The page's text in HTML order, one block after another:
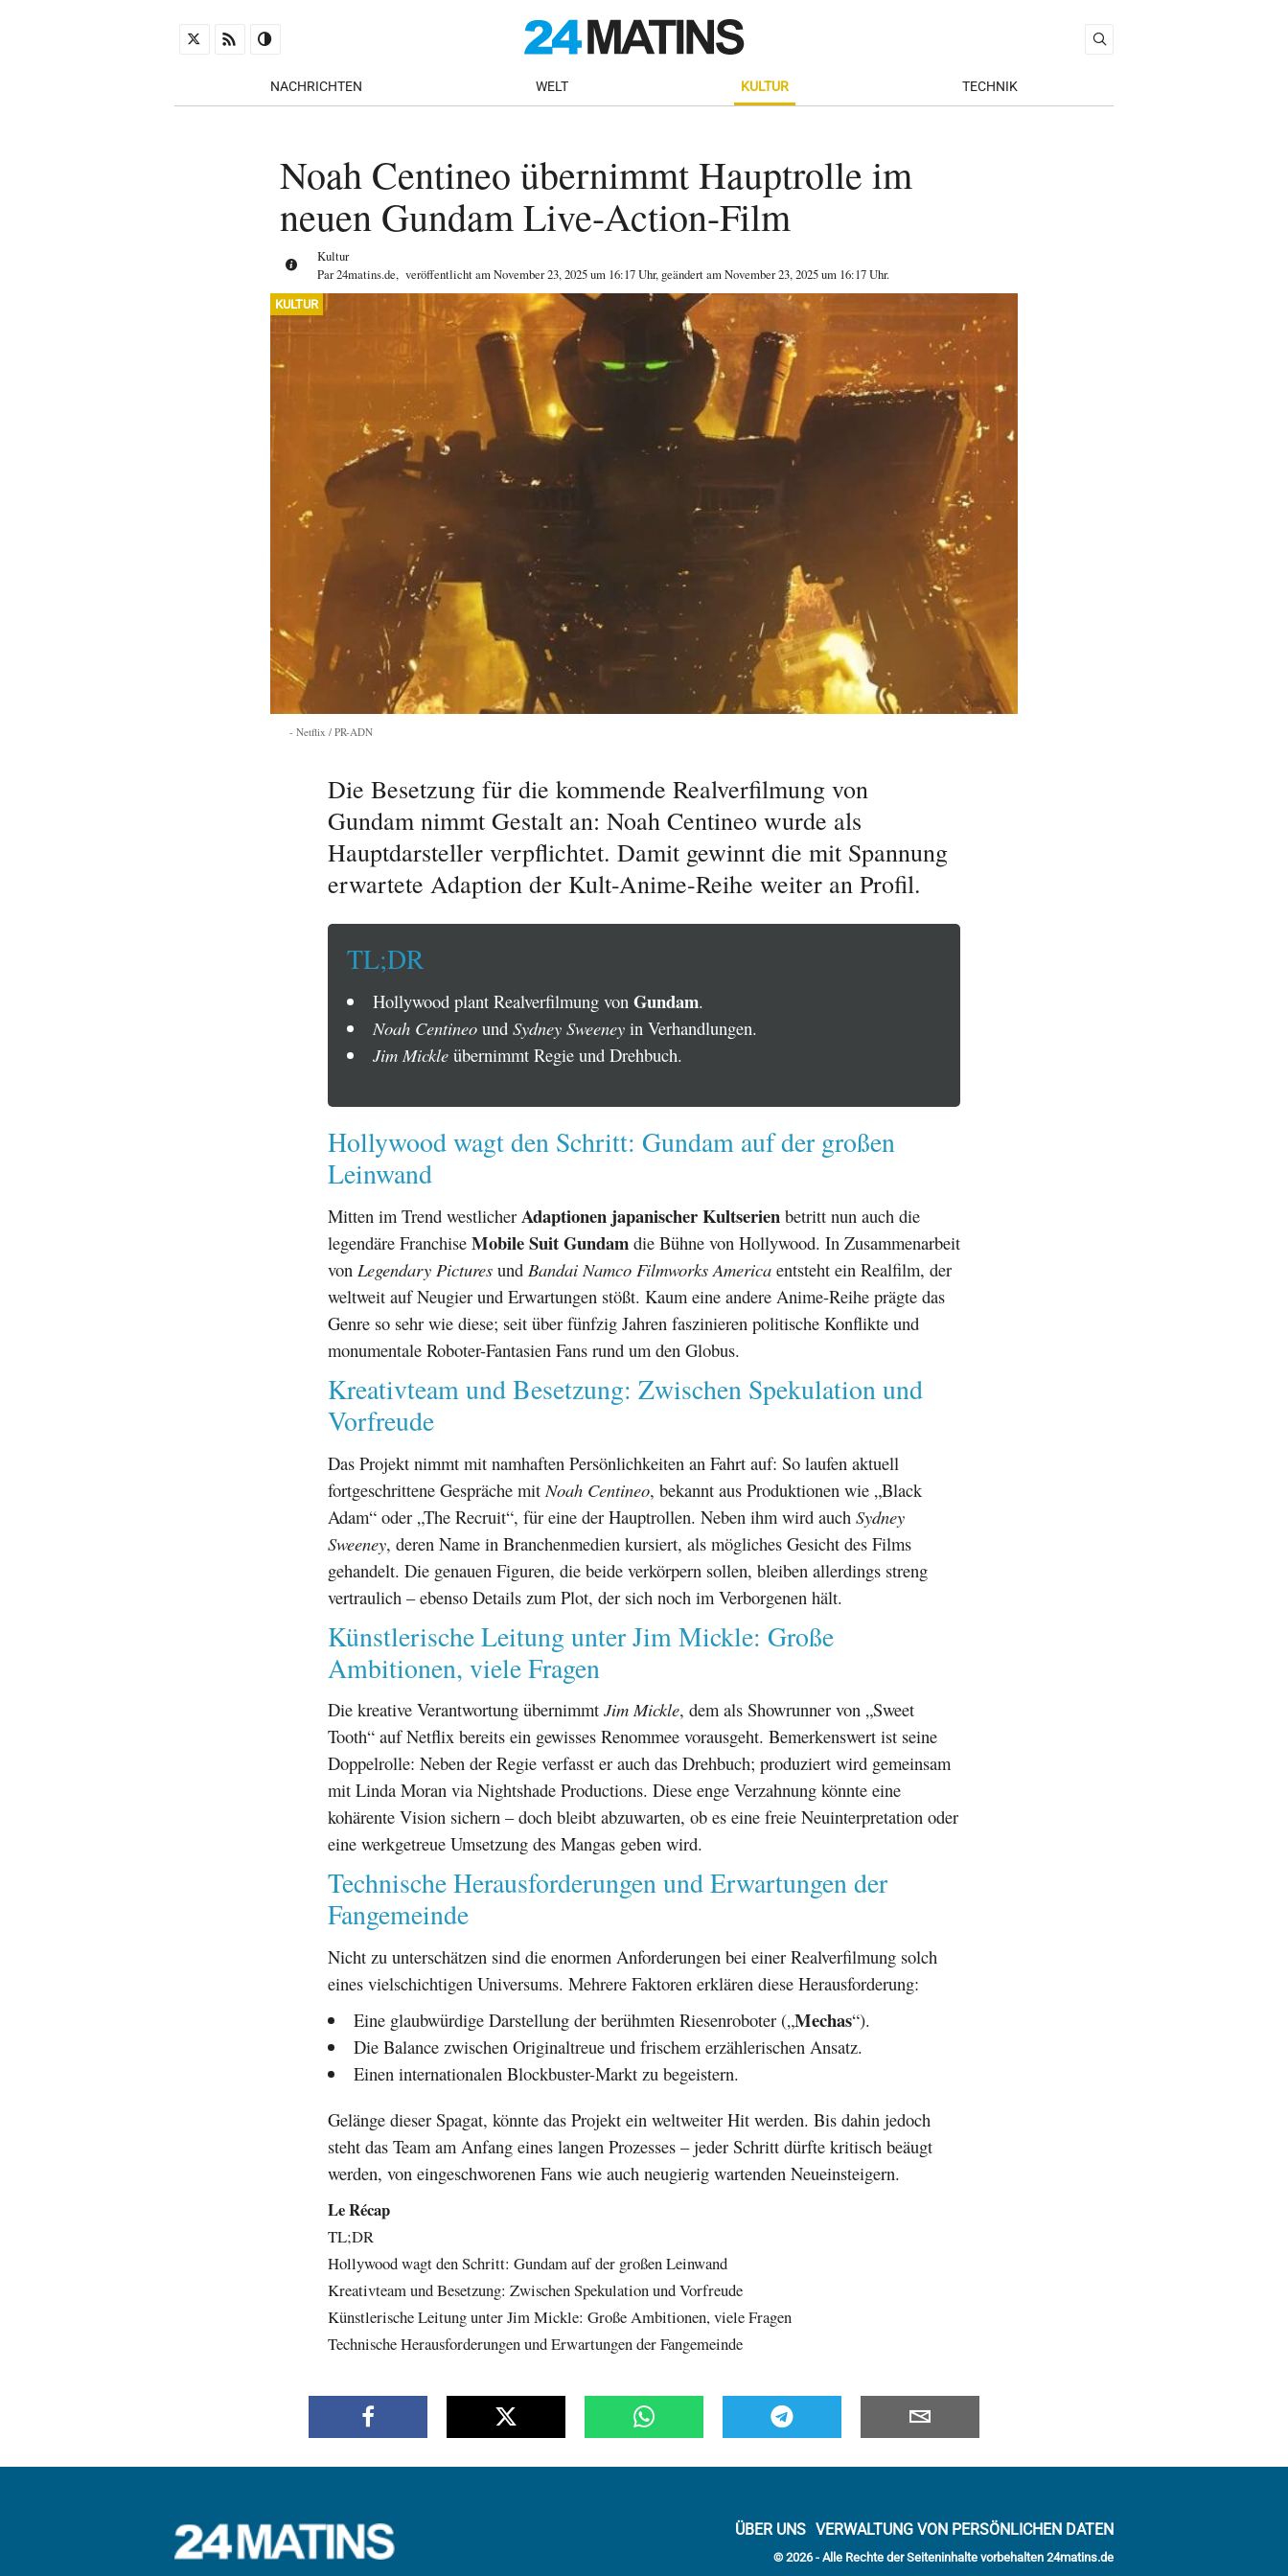
NACHRICHTEN WELT KULTUR TECHNIK
Noah Centineo übernimmt Hauptrolle im
neuen Gundam Live-Action-Film
Kultur
Par24matins.de, veröffentlicht amNovember 23, 2025um 16:17 Uhr, geändert am November 23, 2025 um 16:17 Uhr.
KULTUR
Netflix / PR-ADN
Die Besetzung für die kommende Realverfilmung von
Gundam nimmt Gestalt an: Noah Centineo wurde als
Hauptdarsteller verpflichtet. Damit gewinnt die mit Spannung
erwartete Adaption der Kult-Anime-Reihe weiter an Profil.
TL;DR
Hollywood plant Realverfilmung von Gundam.
Noah Centineound Sydney Sweeneyin Verhandlungen.
Jim Mickleübernimmt Regie und Drehbuch.
Hollywood wagt den Schritt: Gundam auf der großen
Leinwand
Mitten im Trend westlicher Adaptionen japanischer Kultserien betritt nun auch die
legendäre Franchise Mobile Suit Gundam die Bühne von Hollywood. In Zusammenarbeit
von Legendary Pictures und Bandai Namco Filmworks America entsteht ein Realfilm, der
weltweit auf Neugier und Erwartungen stößt. Kaum eine andere Anime-Reihe prägte das
Genre so sehr wie diese; seit über fünfzig Jahren faszinieren politische Konflikte und
monumentale Roboter-Fantasien Fans rund um den Globus.
Kreativteam und Besetzung: Zwischen Spekulation und
Vorfreude
Das Projekt nimmt mit namhaften Persönlichkeiten an Fahrt auf: So laufen aktuell
fortgeschrittene Gespräche mit Noah Centineo, bekannt aus Produktionen wie „Black
Adam“ oder „The Recruit“, für eine der Hauptrollen. Neben ihm wird auch Sydney
Sweeney, deren Name in Branchenmedien kursiert, als mögliches Gesicht des Films
gehandelt. Die genauen Figuren, die beide verkörpern sollen, bleiben allerdings streng
vertraulich – ebenso Details zum Plot, der sich noch im Verborgenen hält.
Künstlerische Leitung unter Jim Mickle: Große
Ambitionen, viele Fragen
Die kreative Verantwortung übernimmt Jim Mickle, dem als Showrunner von „Sweet
Tooth“ auf Netflix bereits ein gewisses Renommee vorausgeht. Bemerkenswert ist seine
Doppelrolle: Neben der Regie verfasst er auch das Drehbuch; produziert wird gemeinsam
mit Linda Moran via Nightshade Productions. Diese enge Verzahnung könnte eine
kohärente Vision sichern – doch bleibt abzuwarten, ob es eine freie Neuinterpretation oder
eine werkgetreue Umsetzung des Mangas geben wird.
Technische Herausforderungen und Erwartungen der
Fangemeinde
Nicht zu unterschätzen sind die enormen Anforderungen bei einer Realverfilmung solch
eines vielschichtigen Universums. Mehrere Faktoren erklären diese Herausforderung:
Eine glaubwürdige Darstellung der berühmten Riesenroboter („Mechas“).
Die Balance zwischen Originaltreue und frischem erzählerischen Ansatz.
Einen internationalen Blockbuster-Markt zu begeistern.
Gelänge dieser Spagat, könnte das Projekt ein weltweiter Hit werden. Bis dahin jedoch
steht das Team am Anfang eines langen Prozesses – jeder Schritt dürfte kritisch beäugt
werden, von eingeschworenen Fans wie auch neugierig wartenden Neueinsteigern.
Le Récap
TL;DR
Hollywood wagt den Schritt: Gundam auf der großen Leinwand
Kreativteam und Besetzung: Zwischen Spekulation und Vorfreude
Künstlerische Leitung unter Jim Mickle: Große Ambitionen, viele Fragen
Technische Herausforderungen und Erwartungen der Fangemeinde
ÜBER UNS VERWALTUNG VON PERSÖNLICHEN DATEN
© 2026 - Alle Rechte der Seiteninhalte vorbehalten 24matins.de